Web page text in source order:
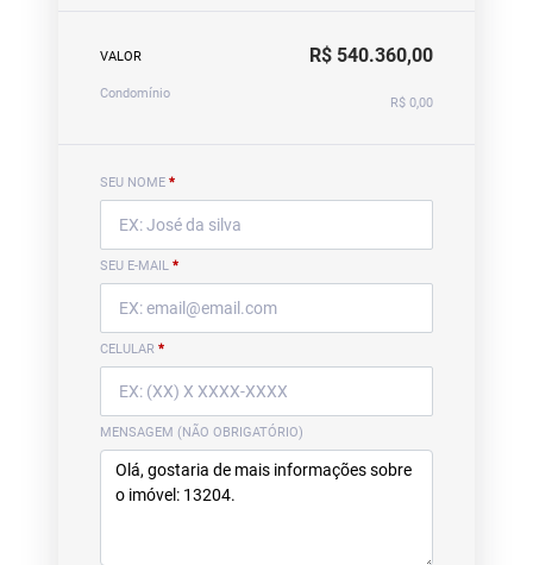
VALOR R$ 540.360,00
Condomínio
R$ 0,00
SEU NOME *
SEU E-MAIL *
CELULAR *
MENSAGEM (NÃO OBRIGATÓRIO)